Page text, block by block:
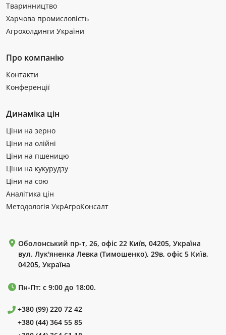
Тваринництво
Харчова промисловість
Агрохолдинги України
Про компанію
Контакти
Конференції
Динаміка цін
Ціни на зерно
Ціни на олійні
Ціни на пшеницю
Ціни на кукурудзу
Ціни на сою
Аналітика цін
Методологія УкрАгроКонсалт
Оболонський пр-т, 26, офіс 22 Київ, 04205, Україна
вул. Лук'яненка Левка (Тимошенко), 29в, офіс 5 Київ,
04205, Україна
Пн-Пт: с 9:00 до 18:00.
+380 (99) 220 72 42
+380 (44) 364 55 85